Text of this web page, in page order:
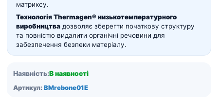
матриксу.
ТехнологіяThermagen®низькотемпературного
виробництва дозволяє зберегти початкову структуру
та повністю видалити органічні речовини для
забезпечення безпеки матеріалу.
Наявність:В наявності
Артикул: BMrebone01E